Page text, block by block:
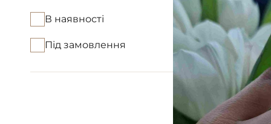
В наявності
Під замовлення